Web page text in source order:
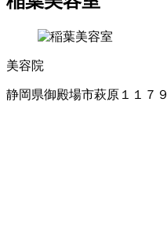
美容院
静岡県御殿場市萩原１１７９